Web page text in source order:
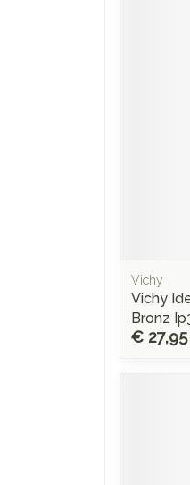
Vichy
Vichy
Bronz
€ 27,95